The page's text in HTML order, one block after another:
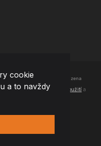
cookie
a to navždy
- Všechna práva vyhrazena
s našimiPodmínky použití a